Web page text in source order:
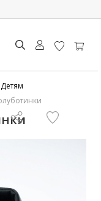
Детям